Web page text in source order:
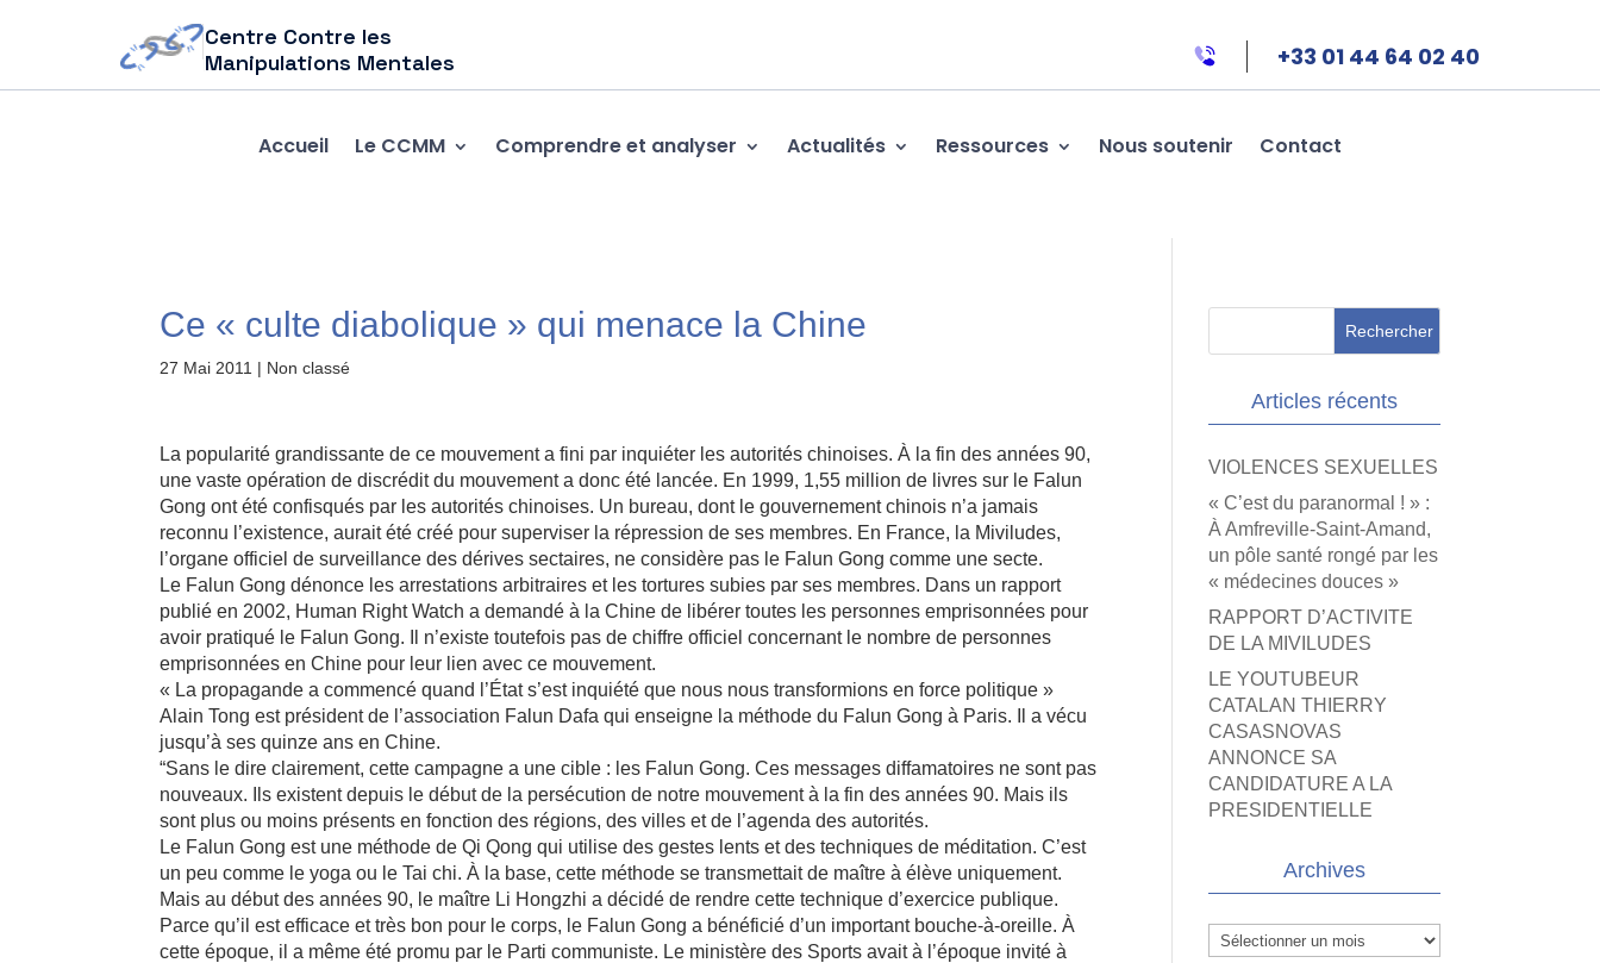
Centre Contre les
Manipulations Mentales
+33 01 44 64 02 40
Accueil Le CCMM Comprendre et analyser Actualités Ressources Nous soutenir Contact
Ce « culte diabolique » qui menace la Chine
27 Mai 2011 | Non classé
La popularité grandissante de ce mouvement a fini par inquiéter les autorités chinoises. À la fin des années 90,
une vaste opération de discrédit du mouvement a donc été lancée. En 1999, 1,55 million de livres sur le Falun
Gong ont été confisqués par les autorités chinoises. Un bureau, dont le gouvernement chinois n’a jamais
reconnu l’existence, aurait été créé pour superviser la répression de ses membres. En France, la Miviludes,
l’organe officiel de surveillance des dérives sectaires, ne considère pas le Falun Gong comme une secte.
Le Falun Gong dénonce les arrestations arbitraires et les tortures subies par ses membres. Dans un rapport
publié en 2002, Human Right Watch a demandé à la Chine de libérer toutes les personnes emprisonnées pour
avoir pratiqué le Falun Gong. Il n’existe toutefois pas de chiffre officiel concernant le nombre de personnes
emprisonnées en Chine pour leur lien avec ce mouvement.
« La propagande a commencé quand l’État s’est inquiété que nous nous transformions en force politique »
Alain Tong est président de l’association Falun Dafa qui enseigne la méthode du Falun Gong à Paris. Il a vécu
jusqu’à ses quinze ans en Chine.
“Sans le dire clairement, cette campagne a une cible : les Falun Gong. Ces messages diffamatoires ne sont pas
nouveaux. Ils existent depuis le début de la persécution de notre mouvement à la fin des années 90. Mais ils
sont plus ou moins présents en fonction des régions, des villes et de l’agenda des autorités.
Le Falun Gong est une méthode de Qi Qong qui utilise des gestes lents et des techniques de méditation. C’est
un peu comme le yoga ou le Tai chi. À la base, cette méthode se transmettait de maître à élève uniquement.
Mais au début des années 90, le maître Li Hongzhi a décidé de rendre cette technique d’exercice publique.
Parce qu’il est efficace et très bon pour le corps, le Falun Gong a bénéficié d’un important bouche-à-oreille. À
cette époque, il a même été promu par le Parti communiste. Le ministère des Sports avait à l’époque invité à
Articles récents
VIOLENCES SEXUELLES
« C’est du paranormal ! » :
À Amfreville-Saint-Amand,
un pôle santé rongé par les
« médecines douces »
RAPPORT D’ACTIVITE
DE LA MIVILUDES
LE YOUTUBEUR
CATALAN THIERRY
CASASNOVAS
ANNONCE SA
CANDIDATURE A LA
PRESIDENTIELLE
Archives
Archives